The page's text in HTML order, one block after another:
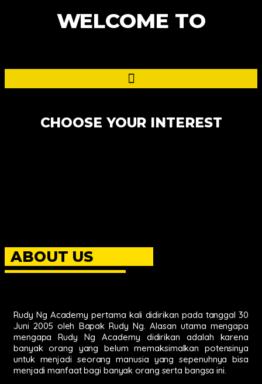
WELCOME TO
CHOOSE YOUR INTEREST
ABOUT US
Rudy Ng Academy pertama kali didirikan pada tanggal 30
Juni 2005 oleh Bapak Rudy Ng. Alasan utama mengapa
mengapa Rudy Ng Academy didirikan adalah karena
banyak orang yang belum memaksimalkan potensinya
untuk menjadi seorang manusia yang sepenuhnya bisa
menjadi manfaat bagi banyak orang serta bangsa ini.